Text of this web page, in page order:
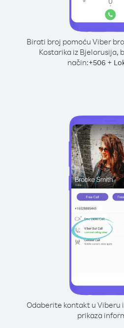
Birati broj pomoću Viber
Kostarika iz Bjelorusija,
način:+506 +
Odaberite kontakt u Viberu
prikaza